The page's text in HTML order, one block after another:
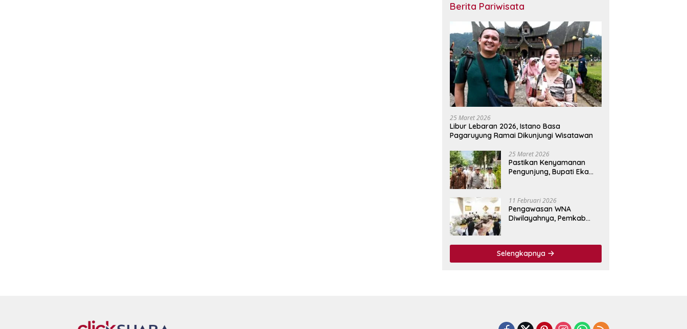
Berita Pariwisata
25 Maret 2026
Libur Lebaran 2026, Istano Basa
Pagaruyung Ramai Dikunjungi Wisatawan
25 Maret 2026
Pastikan Kenyamanan
Pengunjung, Bupati Eka
Pagaruyuang
11 Februari 2026
Pengawasan WNA
Diwilayahnya, Pemkab
Imigrasi Kelas I Non TPI
Agam
Selengkapnya